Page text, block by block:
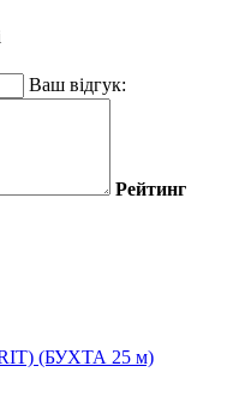
Ваш відгук:
Рейтинг
(БУХТА 25 м)